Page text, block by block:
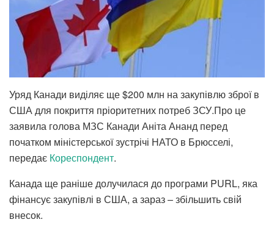
Уряд Канади виділяє ще $200 млн на закупівлю зброї в
США для покриття пріоритетних потреб ЗСУ.Про це
заявила голова МЗС Канади Аніта Ананд перед
початком міністерської зустрічі НАТО в Брюсселі,
передає Кореспондент.
Канада ще раніше долучилася до програми PURL, яка
фінансує закупівлі в США, а зараз – збільшить свій
внесок.